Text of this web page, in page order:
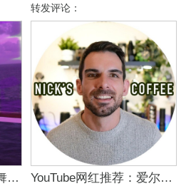
转发评论：
TikTok网红推荐：美国舞蹈美女娱乐达人资源 YouTube网红推荐：爱尔兰咖啡设备测评博主